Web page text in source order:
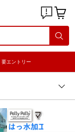
要エントリー